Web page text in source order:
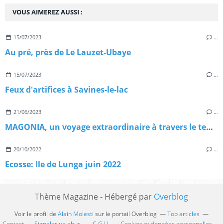
VOUS AIMEREZ AUSSI :
15/07/2023 …
Au pré, près de Le Lauzet-Ubaye
15/07/2023 …
Feux d'artifices à Savines-le-lac
21/06/2023 …
MAGONIA, un voyage extraordinaire à travers le temps.
20/10/2022 …
Ecosse: Ile de Lunga juin 2022
Thème Magazine - Hébergé par Overblog
Voir le profil de Alain Molesti sur le portail Overblog
Top articles